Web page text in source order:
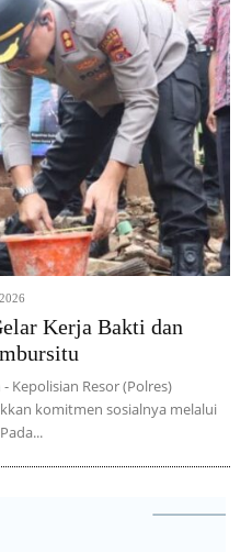
Kerja Bakti dan
Kepolisian Resor (Polres)
komitmen sosialnya melalui